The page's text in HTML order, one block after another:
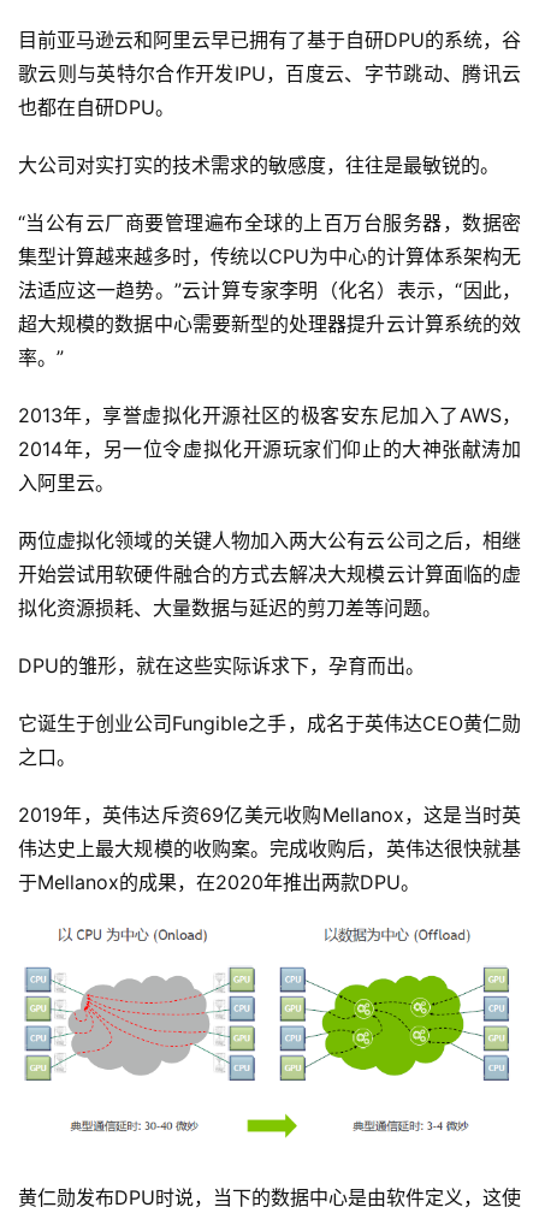
目前亚马逊云和阿里云早已拥有了基于自研DPU的系统，谷
歌云则与英特尔合作开发IPU，百度云、字节跳动、腾讯云
也都在自研DPU。
大公司对实打实的技术需求的敏感度，往往是最敏锐的。
“当公有云厂商要管理遍布全球的上百万台服务器，数据密
集型计算越来越多时，传统以CPU为中心的计算体系架构无
法适应这一趋势。”云计算专家李明（化名）表示，“因此，
超大规模的数据中心需要新型的处理器提升云计算系统的效
率。”
2013年，享誉虚拟化开源社区的极客安东尼加入了AWS，
2014年，另一位令虚拟化开源玩家们仰止的大神张献涛加
入阿里云。
两位虚拟化领域的关键人物加入两大公有云公司之后，相继
开始尝试用软硬件融合的方式去解决大规模云计算面临的虚
拟化资源损耗、大量数据与延迟的剪刀差等问题。
DPU的雏形，就在这些实际诉求下，孕育而出。
它诞生于创业公司Fungible之手，成名于英伟达CEO黄仁勋
之口。
2019年，英伟达斥资69亿美元收购Mellanox，这是当时英
伟达史上最大规模的收购案。完成收购后，英伟达很快就基
于Mellanox的成果，在2020年推出两款DPU。
黄仁勋发布DPU时说，当下的数据中心是由软件定义，这使